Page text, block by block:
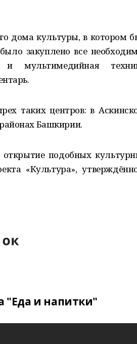
дома культуры, в котором
закуплено все
и мультимедийная
таких центров: в
Башкирии.
подобных
«Культура»,
"Еда и напитки"